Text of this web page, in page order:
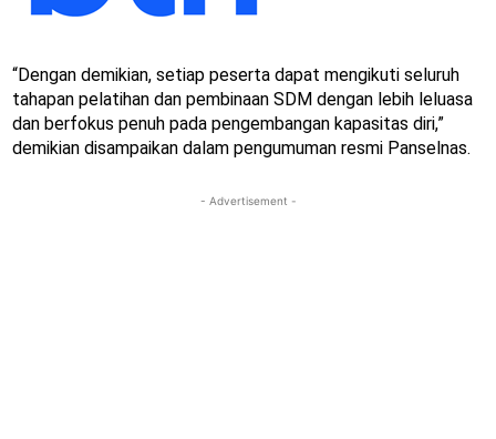
“Dengan demikian, setiap peserta dapat mengikuti seluruh
tahapan pelatihan dan pembinaan SDM dengan lebih leluasa
dan berfokus penuh pada pengembangan kapasitas diri,”
demikian disampaikan dalam pengumuman resmi Panselnas.
- Advertisement -